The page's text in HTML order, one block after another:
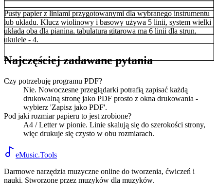
Pusty papier z liniami przygotowanymi dla wybranego instrumentu
lub układu. Klucz wiolinowy i basowy używa 5 linii, system wielki
układa oba dla pianina, tabulatura gitarowa ma 6 linii dla strun,
ukulele - 4.
Najczęściej zadawane pytania
Czy potrzebuję programu PDF?
Nie. Nowoczesne przeglądarki potrafią zapisać każdą
drukowalną stronę jako PDF prosto z okna drukowania -
wybierz 'Zapisz jako PDF'.
Pod jaki rozmiar papieru to jest zrobione?
A4 / Letter w pionie. Linie skalują się do szerokości strony,
więc drukuje się czysto w obu rozmiarach.
eMusic.Tools
Darmowe narzędzia muzyczne online do tworzenia, ćwiczeń i
nauki. Stworzone przez muzyków dla muzyków.